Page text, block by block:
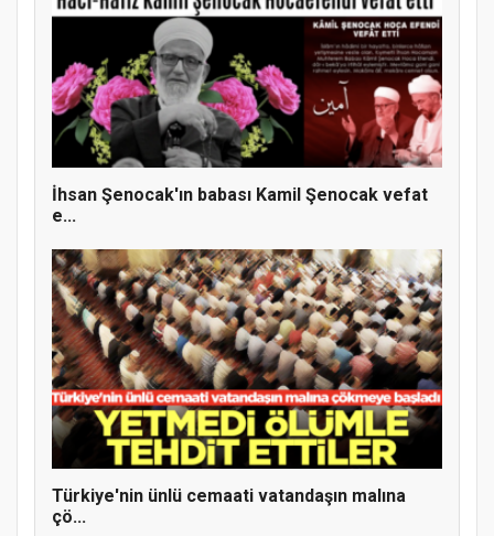
MÜFTÜ ABULSELAM ÖZDERE’YE ZİYARET
İhsan Şenocak'ın babası Kamil Şenocak vefat
e...
Türkiye'nin ünlü cemaati vatandaşın malına
çö...